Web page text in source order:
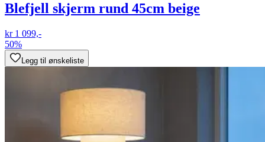
Blefjell skjerm rund 45cm beige
kr 1 099,-
50%
Legg til ønskeliste